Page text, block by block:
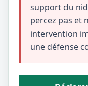
support du
percez pas et
intervention
une défense